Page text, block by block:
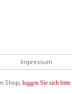
Impressum
Shop, loggen Sie sich bitte